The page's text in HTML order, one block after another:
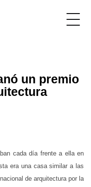
un premio
cada día frente a ella en
era una casa similar a las
de arquitectura por la